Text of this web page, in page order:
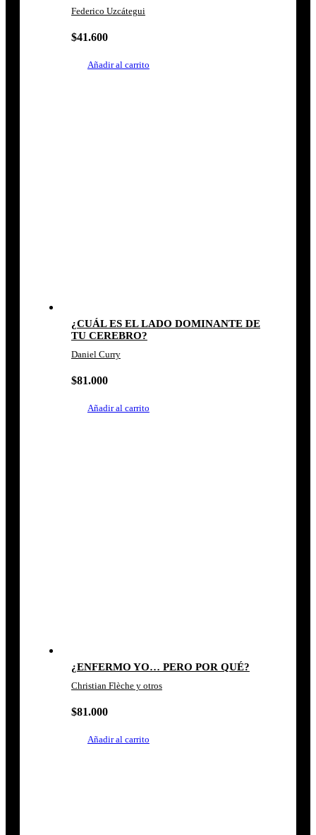
Federico Uzcátegui
$41.600
Añadir al carrito
¿CUÁL ES EL LADO DOMINANTE DE
TU CEREBRO?
Daniel Curry
$81.000
Añadir al carrito
¿ENFERMO YO… PERO POR QUÉ?
Christian Flèche y otros
$81.000
Añadir al carrito